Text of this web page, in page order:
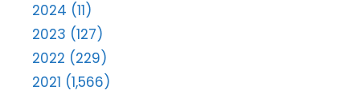
2024 (11)
2023 (127)
2022 (229)
2021 (1,566)